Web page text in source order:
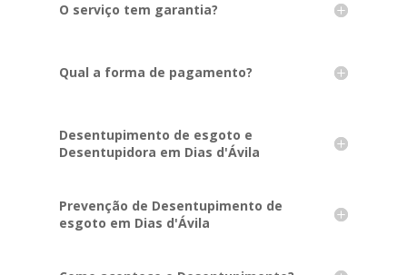
O serviço tem garantia?
Qual a forma de pagamento?
Desentupimento de esgoto e
Desentupidora em Dias d'Ávila
Prevenção de Desentupimento de
esgoto em Dias d'Ávila